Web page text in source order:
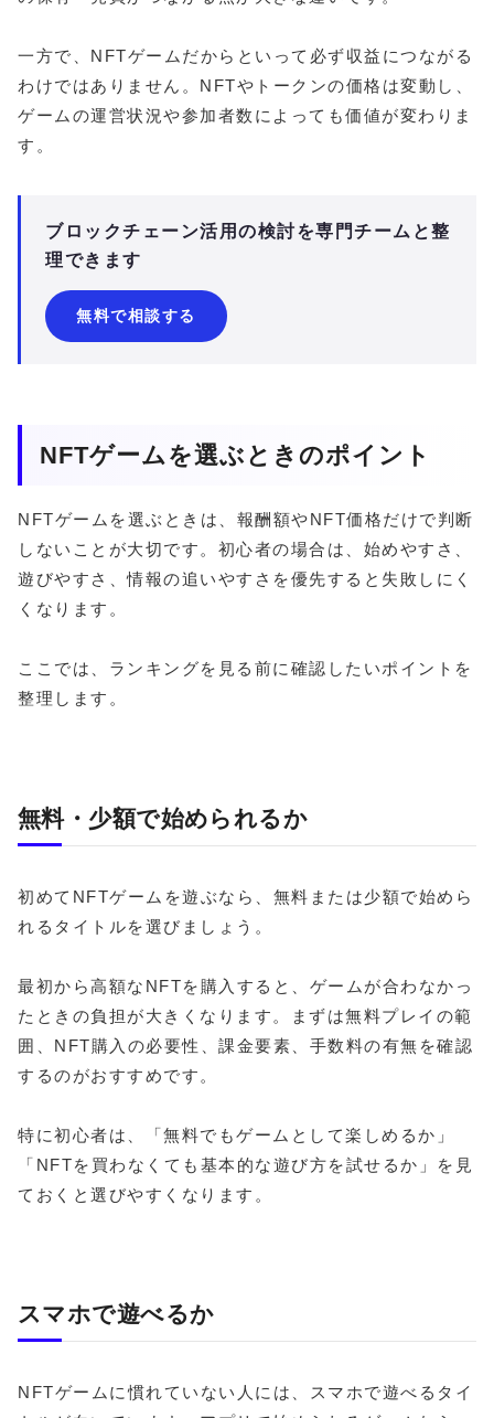
一方で、NFTゲームだからといって必ず収益につながる
わけではありません。NFTやトークンの価格は変動し、
ゲームの運営状況や参加者数によっても価値が変わりま
す。
ブロックチェーン活用の検討を専門チームと整
理できます
無料で相談する
NFTゲームを選ぶときのポイント
NFTゲームを選ぶときは、報酬額やNFT価格だけで判断
しないことが大切です。初心者の場合は、始めやすさ、
遊びやすさ、情報の追いやすさを優先すると失敗しにく
くなります。
ここでは、ランキングを見る前に確認したいポイントを
整理します。
無料・少額で始められるか
初めてNFTゲームを遊ぶなら、無料または少額で始めら
れるタイトルを選びましょう。
最初から高額なNFTを購入すると、ゲームが合わなかっ
たときの負担が大きくなります。まずは無料プレイの範
囲、NFT購入の必要性、課金要素、手数料の有無を確認
するのがおすすめです。
特に初心者は、「無料でもゲームとして楽しめるか」
「NFTを買わなくても基本的な遊び方を試せるか」を見
ておくと選びやすくなります。
スマホで遊べるか
NFTゲームに慣れていない人には、スマホで遊べるタイ